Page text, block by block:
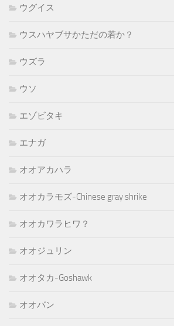
ウグイス
ウスハヤブサかただの若か？
ウズラ
ウソ
エゾビタキ
エナガ
オオアカハラ
オオカラモズ-Chinese gray shrike
オオカワラヒワ？
オオジュリン
オオタカ-Goshawk
オオバン